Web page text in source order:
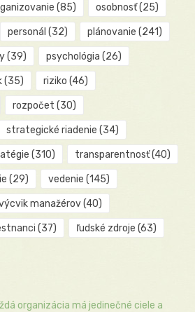
(85) osobnosť(25)
personál (32) plánovanie (241)
(39) psychológia (26)
(35) riziko (46)
rozpočet (30)
strategické riadenie (34)
(310) transparentnosť(40)
(29) vedenie (145)
manažérov(40)
(37) ľudské zdroje (63)
organizácia má jedinečné ciele a